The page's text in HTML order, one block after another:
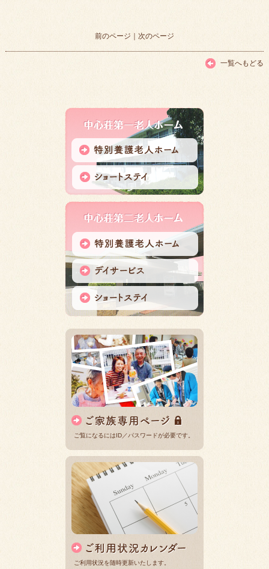
前のページ ｜ 次のページ
一覧へもどる
ご覧になるにはID／パスワードが必要です。
ご利用状況を随時更新いたします。